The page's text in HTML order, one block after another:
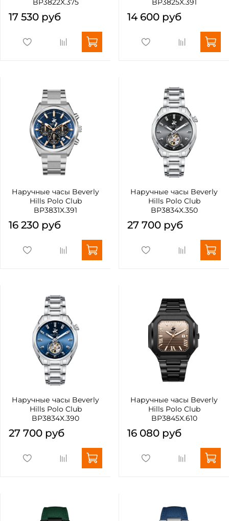
BP3822X.375
17 530 руб
BP3825X.391
14 600 руб
Наручные часы Beverly
Hills Polo Club
BP3831X.391
16 230 руб
Наручные часы Beverly
Hills Polo Club
BP3834X.350
27 700 руб
Наручные часы Beverly
Hills Polo Club
BP3834X.390
27 700 руб
Наручные часы Beverly
Hills Polo Club
BP3845X.610
16 080 руб